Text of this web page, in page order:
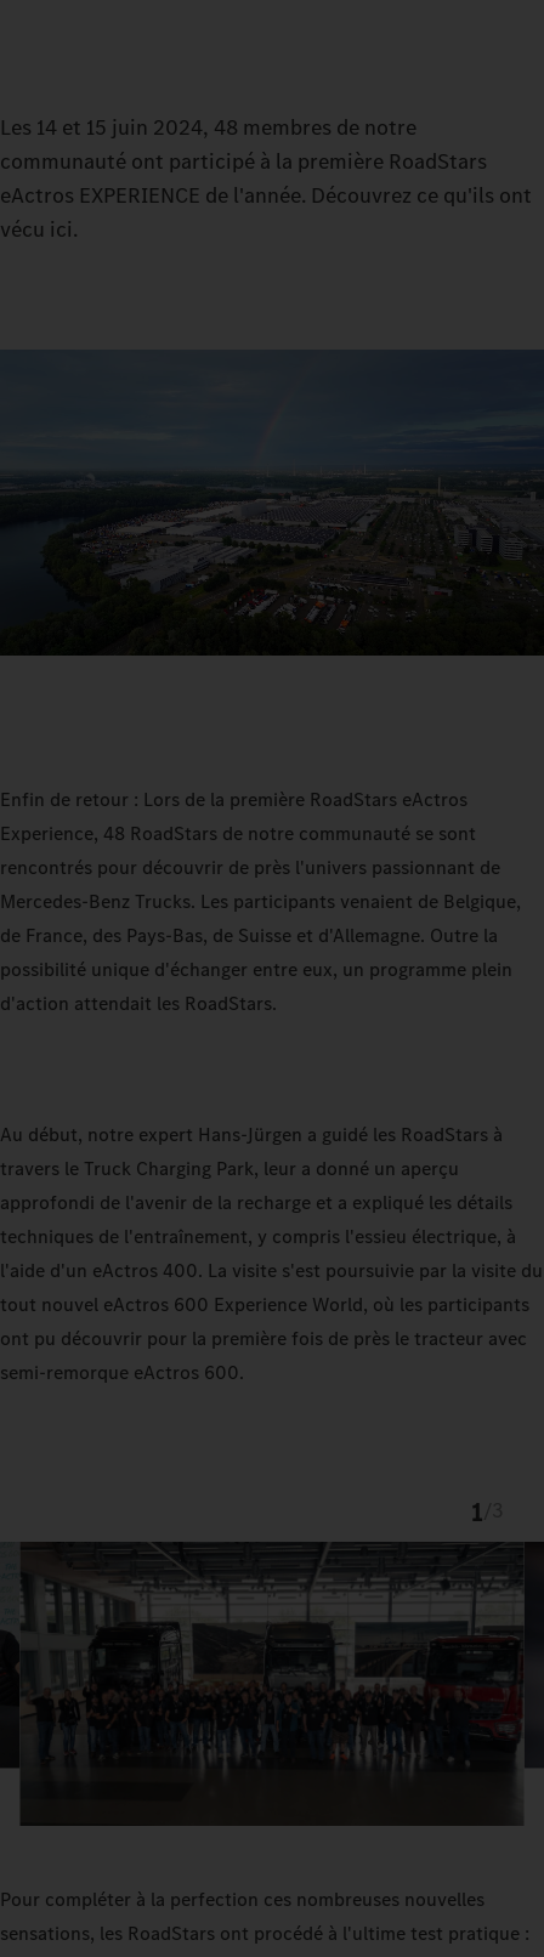
Les 14 et 15 juin 2024, 48 membres de notre
communauté ont participé à la première RoadStars
eActros EXPERIENCE de l'année. Découvrez ce qu'ils ont
vécu ici.
Enfin de retour : Lors de la première RoadStars eActros
Experience, 48 RoadStars de notre communauté se sont
rencontrés pour découvrir de près l'univers passionnant de
Mercedes-Benz Trucks. Les participants venaient de Belgique,
de France, des Pays-Bas, de Suisse et d'Allemagne. Outre la
possibilité unique d'échanger entre eux, un programme plein
d'action attendait les RoadStars.
Au début, notre expert Hans-Jürgen a guidé les RoadStars à
travers le Truck Charging Park, leur a donné un aperçu
approfondi de l'avenir de la recharge et a expliqué les détails
techniques de l'entraînement, y compris l'essieu électrique, à
l'aide d'un eActros 400. La visite s'est poursuivie par la visite du
tout nouvel eActros 600 Experience World, où les participants
ont pu découvrir pour la première fois de près le tracteur avec
semi-remorque eActros 600.
1
Pour compléter à la perfection ces nombreuses nouvelles
sensations, les RoadStars ont procédé à l'ultime test pratique :